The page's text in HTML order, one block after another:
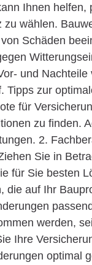
Ihnen
zu wählen.
Schäden
und
Tipps zur
für
zu finden.
2.
Sie in
für Sie besten
die auf Ihr
werden,
Ihre
optimal